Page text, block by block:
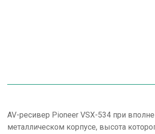
AV-ресивер Pioneer VSX-534 при
металлическом корпусе, высота